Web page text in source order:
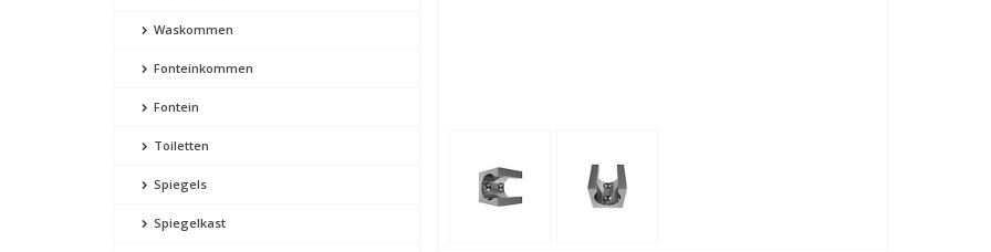
Waskommen
Fonteinkommen
Fontein
Toiletten
Spiegels
Spiegelkast